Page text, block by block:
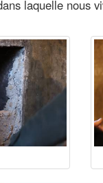
laquelle nous